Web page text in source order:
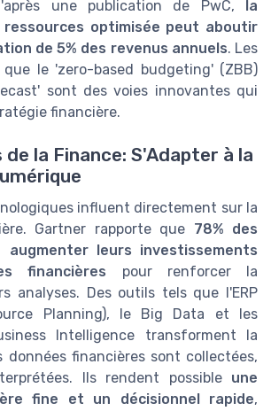
une publication de PwC, la
optimisée peut aboutir
de 5% des revenus annuels. Les
le 'zero-based budgeting' (ZBB)
sont des voies innovantes qui
financière.
de la Finance: S'Adapter à la
influent directement sur la
Gartner rapporte que 78% des
augmenter leurs investissements
financières pour renforcer la
analyses. Des outils tels que l'ERP
Planning), le Big Data et les
Intelligence transforment la
données financières sont collectées,
Ils rendent possible une
fine et un décisionnel rapide,